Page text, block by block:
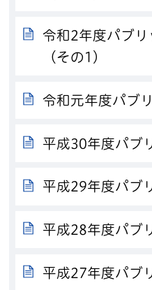
令和2年度パブ
（その1）
令和元年度パブ
平成30年度パブ
平成29年度パブ
平成28年度パブ
平成27年度パブ